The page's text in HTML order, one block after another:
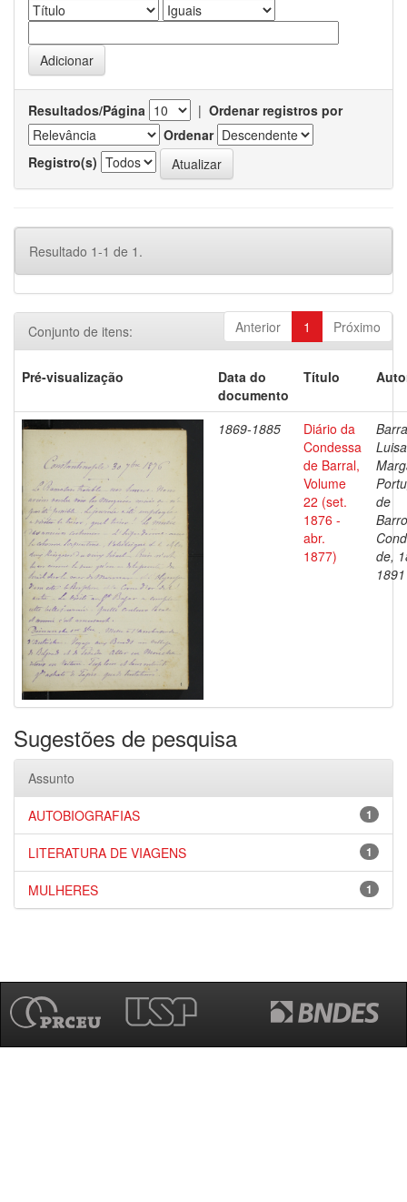
Resultados/Página | Ordenar registros por
Ordenar
Registro(s)
Resultado 1-1 de 1.
Anterior 1 Próximo
Conjunto de itens:
Pré-visualização
Data do
documento
Título
1869-1885
Diário da
Condessa
de Barral,
Volume
22 (set.
1876 -
abr.
1877)
Luisa
de
de,
1891
Sugestões de pesquisa
Assunto
1
AUTOBIOGRAFIAS
1
LITERATURA DE VIAGENS
1
MULHERES